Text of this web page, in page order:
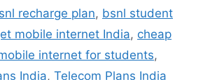
recharge plan, bsnl student
mobile internet India, cheap
internet for students,
India, Telecom Plans India